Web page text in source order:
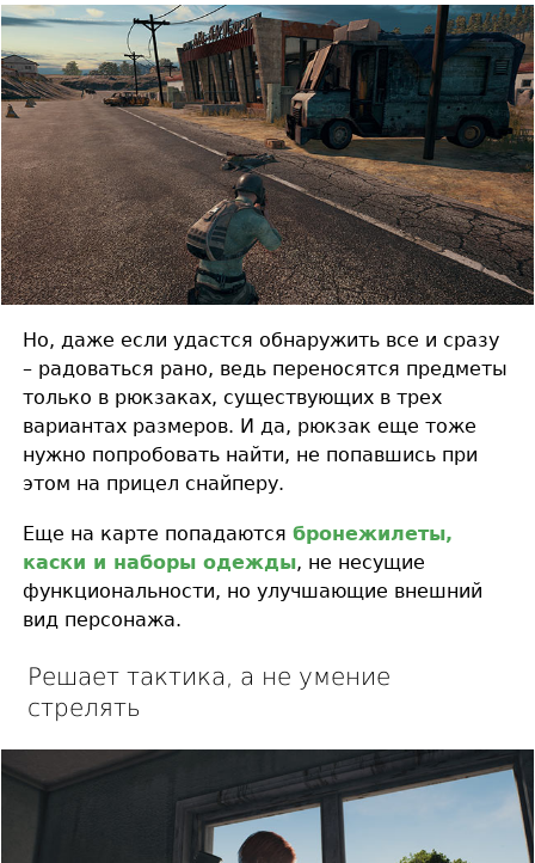
Но, даже если удастся обнаружить все и сразу
– радоваться рано, ведь переносятся предметы
только в рюкзаках, существующих в трех
вариантах размеров. И да, рюкзак еще тоже
нужно попробовать найти, не попавшись при
этом на прицел снайперу.
Еще на карте попадаются бронежилеты,
каски и наборы одежды, не несущие
функциональности, но улучшающие внешний
вид персонажа.
Решает тактика, а не умение
стрелять